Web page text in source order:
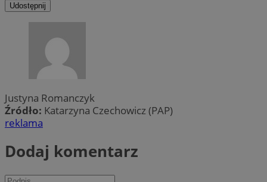
Udostępnij
Justyna Romanczyk
Źródło: Katarzyna Czechowicz (PAP)
reklama
Dodaj komentarz